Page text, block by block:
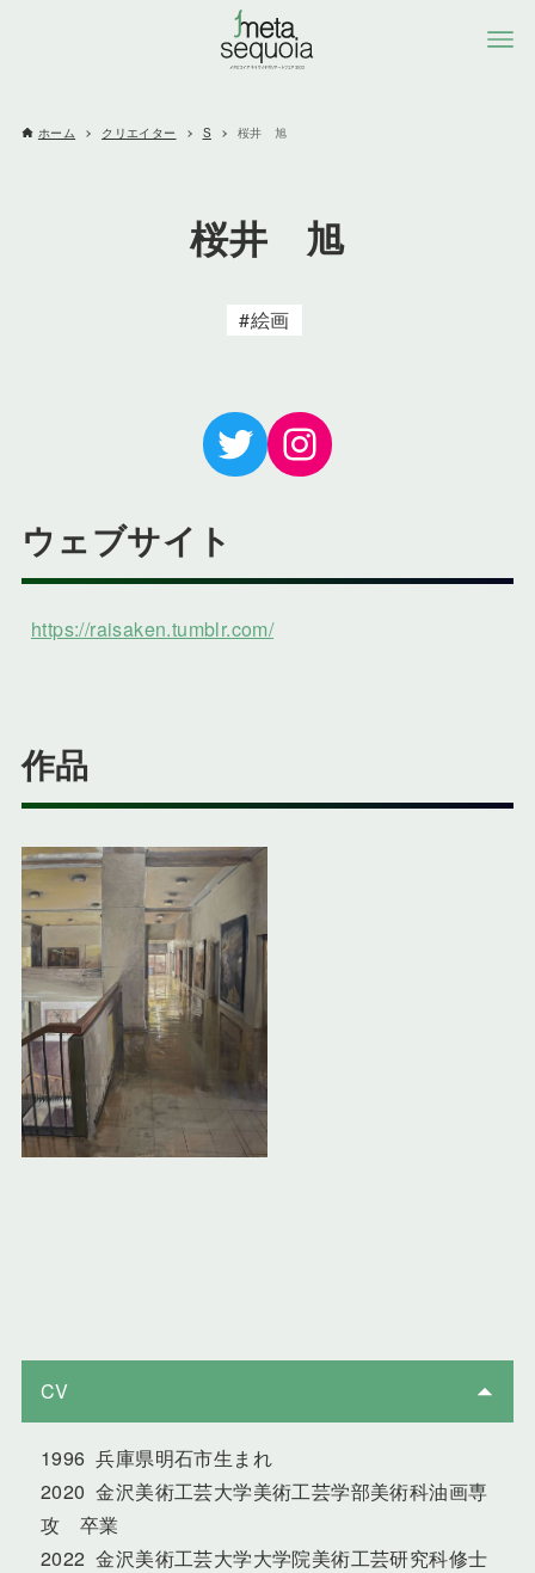
ホーム クリエイター S 桜井 旭
桜井 旭
絵画
TwitterInstagram
ウェブサイト
https://raisaken.tumblr.com/
作品
CV
1996 兵庫県明石市生まれ
2020 金沢美術工芸大学美術工芸学部美術科油画専
攻 卒業
2022 金沢美術工芸大学大学院美術工芸研究科修士